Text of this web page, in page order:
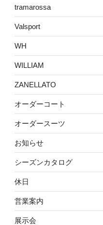
tramarossa
Valsport
WH
WILLIAM
ZANELLATO
オーダーコート
オーダースーツ
お知らせ
シーズンカタログ
休日
営業案内
展示会